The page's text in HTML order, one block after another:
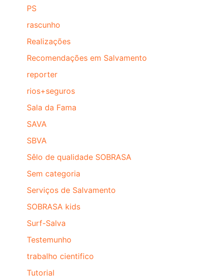
PS
rascunho
Realizações
Recomendações em Salvamento
reporter
rios+seguros
Sala da Fama
SAVA
SBVA
Sêlo de qualidade SOBRASA
Sem categoria
Serviços de Salvamento
SOBRASA kids
Surf-Salva
Testemunho
trabalho cientifico
Tutorial